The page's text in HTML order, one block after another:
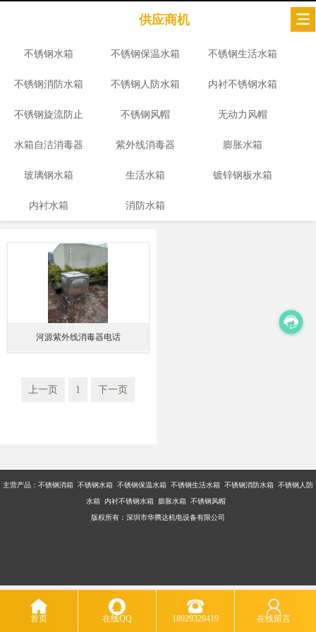
供应商机
不锈钢水箱 不锈钢保温水箱 不锈钢生活水箱
不锈钢消防水箱 不锈钢人防水箱 内衬不锈钢水箱
不锈钢旋流防止
器
不锈钢风帽 无动力风帽
水箱自洁消毒器 紫外线消毒器 膨胀水箱
玻璃钢水箱 生活水箱 镀锌钢板水箱
内衬水箱 消防水箱
河源紫外线消毒器电话
上一页 1 下一页
主营产品：不锈钢消箱 不锈钢水箱 不锈钢保温水箱 不锈钢生活水箱 不锈钢消防水箱 不锈钢人防
水箱 内衬不锈钢水箱 膨胀水箱 不锈钢风帽
版权所有：深圳市华腾达机电设备有限公司
首页 在线QQ 18929328419 在线留言